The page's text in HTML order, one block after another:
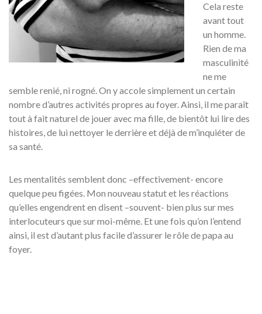
Cela reste
avant tout
un homme.
Rien de ma
masculinité
ne me
semble renié, ni rogné. On y accole simplement un certain
nombre d’autres activités propres au foyer. Ainsi, il me paraît
tout à fait naturel de jouer avec ma fille, de bientôt lui lire des
histoires, de lui nettoyer le derrière et déjà de m’inquiéter de
sa santé.
Les mentalités semblent donc –effectivement- encore
quelque peu figées. Mon nouveau statut et les réactions
qu’elles engendrent en disent –souvent- bien plus sur mes
interlocuteurs que sur moi-même. Et une fois qu’on l’entend
ainsi, il est d’autant plus facile d’assurer le rôle de papa au
foyer.